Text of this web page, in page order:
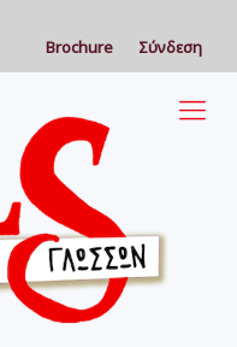
Brochure Σύνδεση